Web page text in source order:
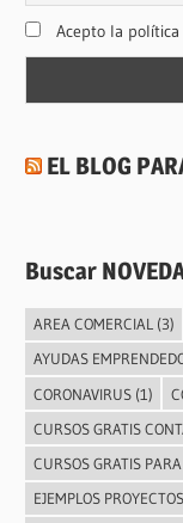
Acepto la
EL BLOG
Buscar
AREA COMERCIAL(3)
AYUDAS
CORONAVIRUS(1)
CURSOS GRATIS
CURSOS GRATIS
EJEMPLOS